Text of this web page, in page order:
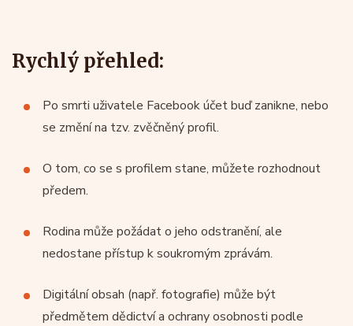
Rychlý přehled:
Po smrti uživatele Facebook účet buď zanikne, nebo
se změní na tzv. zvěčněný profil.
O tom, co se s profilem stane, můžete rozhodnout
předem.
Rodina může požádat o jeho odstranění, ale
nedostane přístup k soukromým zprávám.
Digitální obsah (např. fotografie) může být
předmětem dědictví a ochrany osobnosti podle